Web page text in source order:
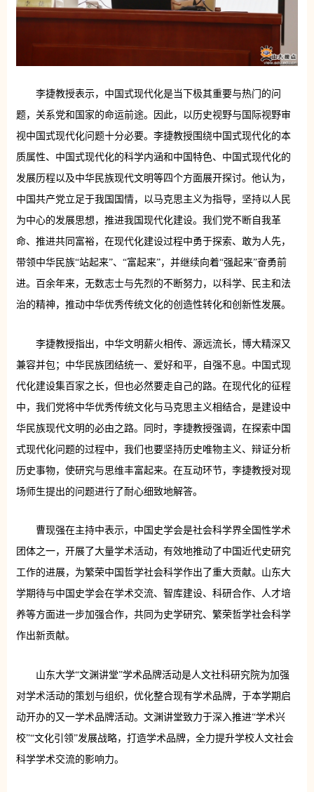
李捷教授表示，中国式现代化是当下极其重要与热门的问
题，关系党和国家的命运前途。因此，以历史视野与国际视野审
视中国式现代化问题十分必要。李捷教授围绕中国式现代化的本
质属性、中国式现代化的科学内涵和中国特色、中国式现代化的
发展历程以及中华民族现代文明等四个方面展开探讨。他认为，
中国共产党立足于我国国情，以马克思主义为指导，坚持以人民
为中心的发展思想，推进我国现代化建设。我们党不断自我革
命、推进共同富裕，在现代化建设过程中勇于探索、敢为人先，
带领中华民族“站起来”、“富起来”，并继续向着“强起来”奋勇前
进。百余年来，无数志士与先烈的不断努力，以科学、民主和法
治的精神，推动中华优秀传统文化的创造性转化和创新性发展。
李捷教授指出，中华文明薪火相传、源远流长，博大精深又
兼容并包；中华民族团结统一、爱好和平，自强不息。中国式现
代化建设集百家之长，但也必然要走自己的路。在现代化的征程
中，我们党将中华优秀传统文化与马克思主义相结合，是建设中
华民族现代文明的必由之路。同时，李捷教授强调，在探索中国
式现代化问题的过程中，我们也要坚持历史唯物主义、辩证分析
历史事物，使研究与思维丰富起来。在互动环节，李捷教授对现
场师生提出的问题进行了耐心细致地解答。
曹现强在主持中表示，中国史学会是社会科学界全国性学术
团体之一，开展了大量学术活动，有效地推动了中国近代史研究
工作的进展，为繁荣中国哲学社会科学作出了重大贡献。山东大
学期待与中国史学会在学术交流、智库建设、科研合作、人才培
养等方面进一步加强合作，共同为史学研究、繁荣哲学社会科学
作出新贡献。
山东大学“文渊讲堂”学术品牌活动是人文社科研究院为加强
对学术活动的策划与组织，优化整合现有学术品牌，于本学期启
动开办的又一学术品牌活动。文渊讲堂致力于深入推进“学术兴
校”“文化引领”发展战略，打造学术品牌，全力提升学校人文社会
科学学术交流的影响力。